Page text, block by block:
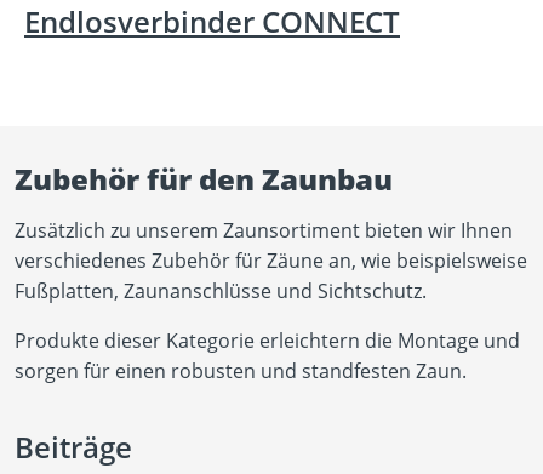
Endlosverbinder CONNECT
Zubehör für den Zaunbau
Zusätzlich zu unserem Zaunsortiment bieten wir Ihnen
verschiedenes Zubehör für Zäune an, wie beispielsweise
Fußplatten, Zaunanschlüsse und Sichtschutz.
Produkte dieser Kategorie erleichtern die Montage und
sorgen für einen robusten und standfesten Zaun.
Beiträge